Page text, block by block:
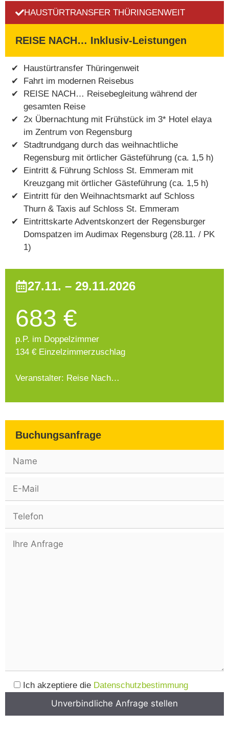
HAUSTÜRTRANSFER THÜRINGENWEIT
27.11. – 29.11.2026
683 €
p.P. im Doppelzimmer
134 € Einzelzimmerzuschlag
Veranstalter: Reise Nach…
REISE NACH… Inklusiv-Leistungen
Haustürtransfer Thüringenweit
Fahrt im modernen Reisebus
REISE NACH… Reisebegleitung während der
gesamten Reise
2x Übernachtung mit Frühstück im 3* Hotel elaya
im Zentrum von Regensburg
Stadtrundgang durch das weihnachtliche
Regensburg mit örtlicher Gästeführung (ca. 1,5 h)
Eintritt & Führung Schloss St. Emmeram mit
Kreuzgang mit örtlicher Gästeführung (ca. 1,5 h)
Eintritt für den Weihnachtsmarkt auf Schloss
Thurn & Taxis auf Schloss St. Emmeram
Eintrittskarte Adventskonzert der Regensburger
Domspatzen im Audimax Regensburg (28.11. / PK
1)
Buchungsanfrage
Ich akzeptiere die Datenschutzbestimmung